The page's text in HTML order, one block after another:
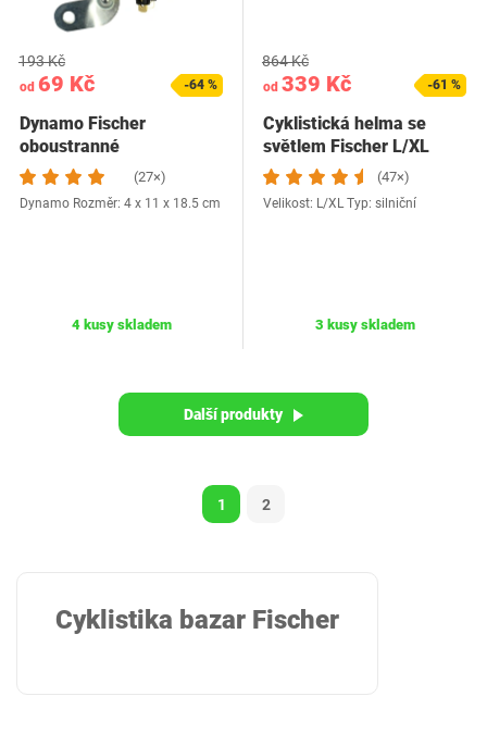
od 69 Kč
193 Kč
-64 %
Dynamo Fischer
oboustranné
(27×)
Dynamo Rozměr: 4 x 11 x 18.5 cm
4 kusy skladem
od 339 Kč
864 Kč
-61 %
Cyklistická helma se
světlem Fischer L/XL
(47×)
Velikost: L/XL Typ: silniční
3 kusy skladem
Další produkty
1 2
Cyklistika bazar Fischer